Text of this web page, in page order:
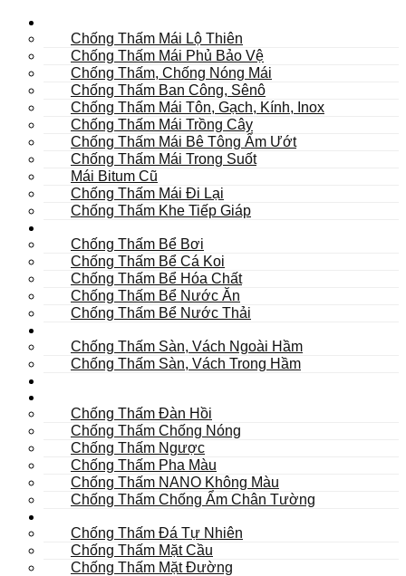
Chống Thấm Mái Lộ Thiên
Chống Thấm Mái Phủ Bảo Vệ
Chống Thấm, Chống Nóng Mái
Chống Thấm Ban Công, Sênô
Chống Thấm Mái Tôn, Gạch, Kính, Inox
Chống Thấm Mái Trồng Cây
Chống Thấm Mái Bê Tông Ẩm Ướt
Chống Thấm Mái Trong Suốt
Mái Bitum Cũ
Chống Thấm Mái Đi Lại
Chống Thấm Khe Tiếp Giáp
Chống Thấm Bể Bơi
Chống Thấm Bể Cá Koi
Chống Thấm Bể Hóa Chất
Chống Thấm Bể Nước Ăn
Chống Thấm Bể Nước Thải
Chống Thấm Sàn, Vách Ngoài Hầm
Chống Thấm Sàn, Vách Trong Hầm
Chống Thấm Đàn Hồi
Chống Thấm Chống Nóng
Chống Thấm Ngược
Chống Thấm Pha Màu
Chống Thấm NANO Không Màu
Chống Thấm Chống Ẩm Chân Tường
Chống Thấm Đá Tự Nhiên
Chống Thấm Mặt Cầu
Chống Thấm Mặt Đường